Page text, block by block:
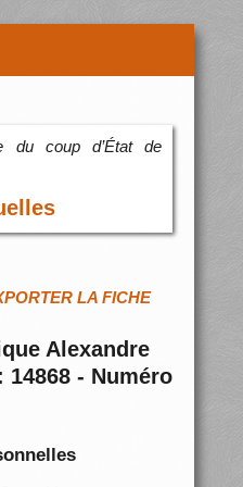
du coup d’État de
LA FICHE
Alexandre
14868 - Numéro